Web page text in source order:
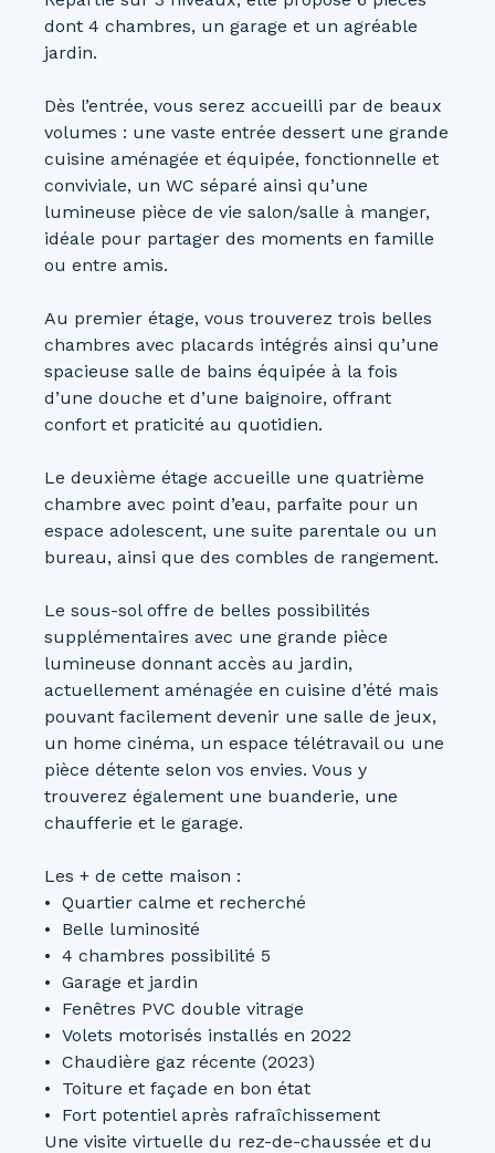
dont 4 chambres, un garage et un agréable
jardin.
Dès l’entrée, vous serez accueilli par de beaux
volumes : une vaste entrée dessert une grande
cuisine aménagée et équipée, fonctionnelle et
conviviale, un WC séparé ainsi qu’une
lumineuse pièce de vie salon/salle à manger,
idéale pour partager des moments en famille
ou entre amis.
Au premier étage, vous trouverez trois belles
chambres avec placards intégrés ainsi qu’une
spacieuse salle de bains équipée à la fois
d’une douche et d’une baignoire, offrant
confort et praticité au quotidien.
Le deuxième étage accueille une quatrième
chambre avec point d’eau, parfaite pour un
espace adolescent, une suite parentale ou un
bureau, ainsi que des combles de rangement.
Le sous-sol offre de belles possibilités
supplémentaires avec une grande pièce
lumineuse donnant accès au jardin,
actuellement aménagée en cuisine d’été mais
pouvant facilement devenir une salle de jeux,
un home cinéma, un espace télétravail ou une
pièce détente selon vos envies. Vous y
trouverez également une buanderie, une
chaufferie et le garage.
Les + de cette maison :
Quartier calme et recherché
Belle luminosité
4 chambres possibilité 5
Garage et jardin
Fenêtres PVC double vitrage
Volets motorisés installés en 2022
Chaudière gaz récente (2023)
Toiture et façade en bon état
Fort potentiel après rafraîchissement
Une visite virtuelle du rez-de-chaussée et du